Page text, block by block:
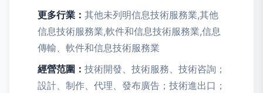
更多行業： 其他未列明信息技術服務業,其他
信息技術服務業,軟件和信息技術服務業,信息
傳輸、軟件和信息技術服務業
經營范圍： 技術開發、技術服務、技術咨詢；
設計、制作、代理、發布廣告；技術進出口；